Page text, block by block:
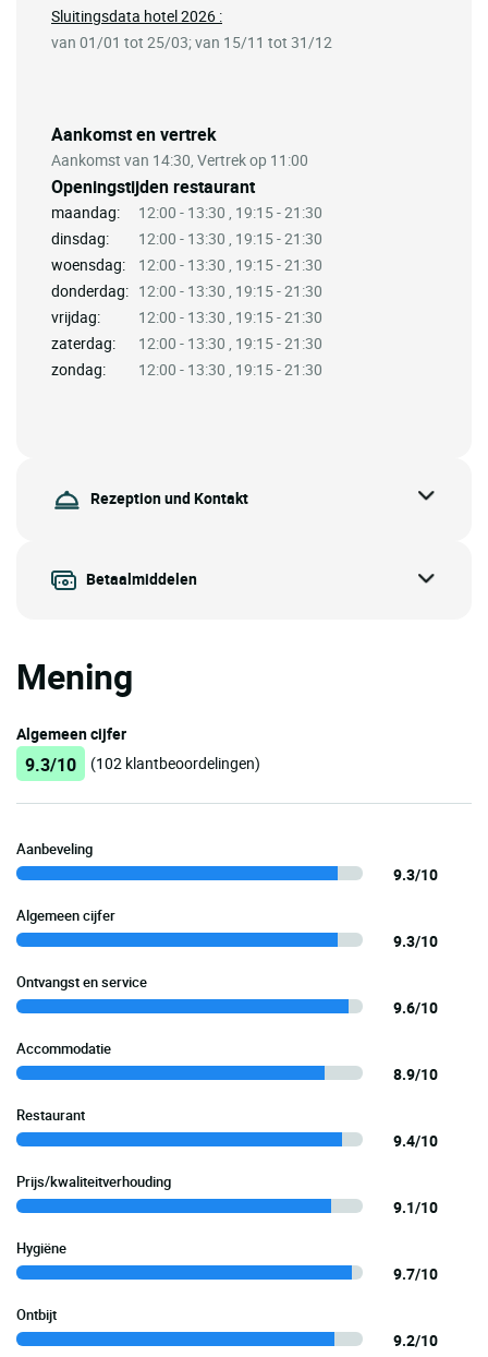
Aankomst en vertrek
Aankomst van 14:30, Vertrek op 11:00
Openingstijden restaurant
maandag:
12:00 - 13:30 , 19:15 - 21:30
dinsdag:
12:00 - 13:30 , 19:15 - 21:30
woensdag:
12:00 - 13:30 , 19:15 - 21:30
donderdag: 12:00 - 13:30 , 19:15 - 21:30
vrijdag:
12:00 - 13:30 , 19:15 - 21:30
zaterdag:
12:00 - 13:30 , 19:15 - 21:30
zondag:
12:00 - 13:30 , 19:15 - 21:30
Sluitingsdata hotel 2026 :
van 01/01 tot 25/03; van 15/11 tot 31/12
Rezeption und Kontakt
Betaalmiddelen
Mening
Algemeen cijfer
9.3/10 (102 klantbeoordelingen)
Aanbeveling
9.3/10
Algemeen cijfer
9.3/10
Ontvangst en service
9.6/10
Accommodatie
8.9/10
Restaurant
9.4/10
Prijs/kwaliteitverhouding
9.1/10
Hygiëne
9.7/10
Ontbijt
9.2/10